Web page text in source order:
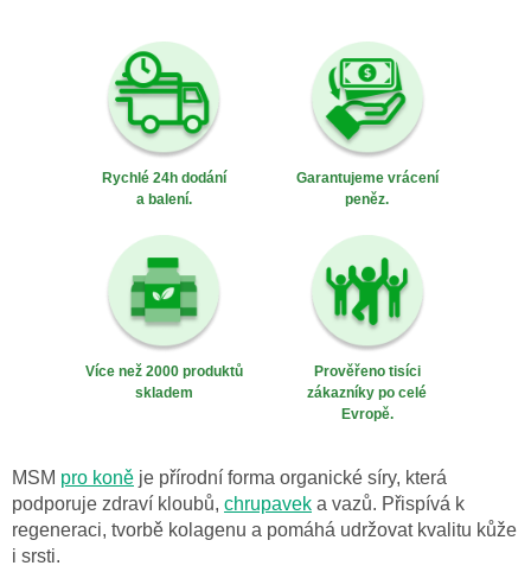
Rychlé 24h dodání
a balení.
Garantujeme vrácení
peněz.
Více než 2000 produktů
skladem
Prověřeno tisíci
zákazníky po celé
Evropě.
MSM pro koně je přírodní forma organické síry, která
podporuje zdraví kloubů, chrupavek a vazů. Přispívá k
regeneraci, tvorbě kolagenu a pomáhá udržovat kvalitu kůže
i srsti.